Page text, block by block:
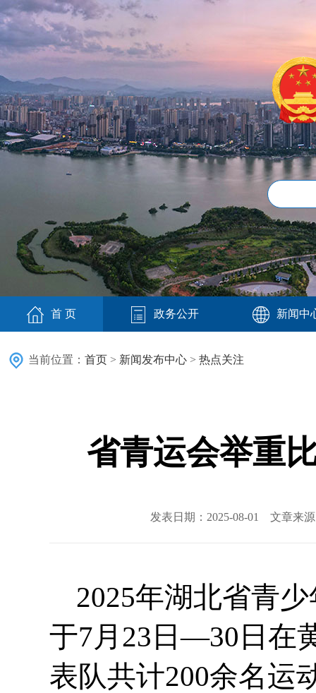
首 页 政务公开 新闻中
当前位置： 首页 > 新闻发布中心 > 热点关注
省青运会举重
发表日期：2025-08-01 文章来
2025年湖北省青
于7月23日—30日在
表队共计200余名运